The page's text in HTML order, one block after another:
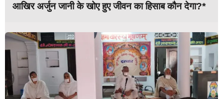
आखिर अर्जुन जानी के खोए हुए जीवन का हिसाब कौन देगा?*